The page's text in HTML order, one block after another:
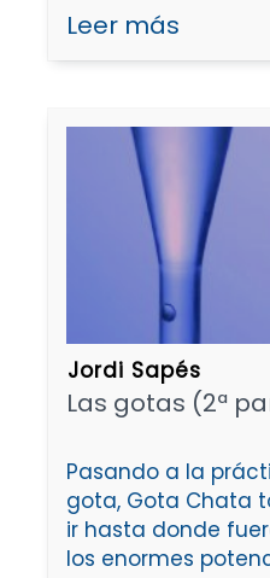
Leer más
Jordi Sapés
Las gotas (2ª
Pasando a la
gota, Gota Chata
ir hasta donde
los enormes